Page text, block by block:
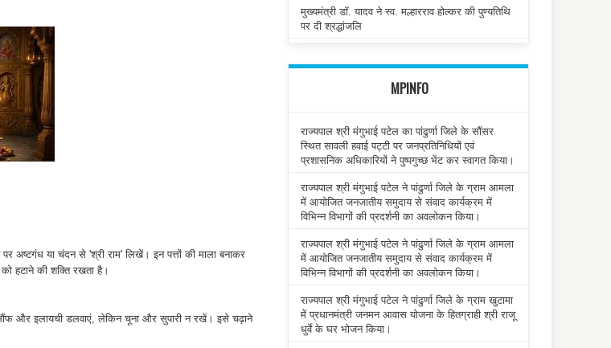
या चंदन से 'श्री राम' लिखें। इन पत्तों की माला बनाकर
हटाने की शक्ति रखता है।
और इलायची डलवाएं, लेकिन चूना और सुपारी न रखें। इसे चढ़ाने
मुख्यमंत्री डॉ. यादव ने स्व. मल्हारराव होल्कर की पुण्यतिथि
पर दी श्रद्धांजलि
MPINFO
राज्यपाल श्री मंगुभाई पटेल का पांढुर्णा जिले के सौंसर
स्थित सावली हवाई पट्टी पर जनप्रतिनिधियों एवं
प्रशासनिक अधिकारियों ने पुष्पगुच्छ भेंट कर स्वागत किया।
राज्यपाल श्री मंगुभाई पटेल ने पांढुर्णा जिले के ग्राम आमला
में आयोजित जनजातीय समुदाय से संवाद कार्यक्रम में
विभिन्न विभागों की प्रदर्शनी का अवलोकन किया।
राज्यपाल श्री मंगुभाई पटेल ने पांढुर्णा जिले के ग्राम आमला
में आयोजित जनजातीय समुदाय से संवाद कार्यक्रम में
विभिन्न विभागों की प्रदर्शनी का अवलोकन किया।
राज्यपाल श्री मंगुभाई पटेल ने पांढुर्णा जिले के ग्राम खुटामा
में प्रधानमंत्री जनमन आवास योजना के हितग्राही श्री राजू
धुर्वे के घर भोजन किया।